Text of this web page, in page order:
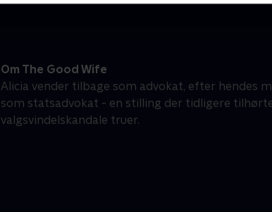
Om The Good Wife
Alicia vender tilbage som advokat, efter hendes
som statsadvokat - en stilling der tidligere
valgsvindelskandale truer.